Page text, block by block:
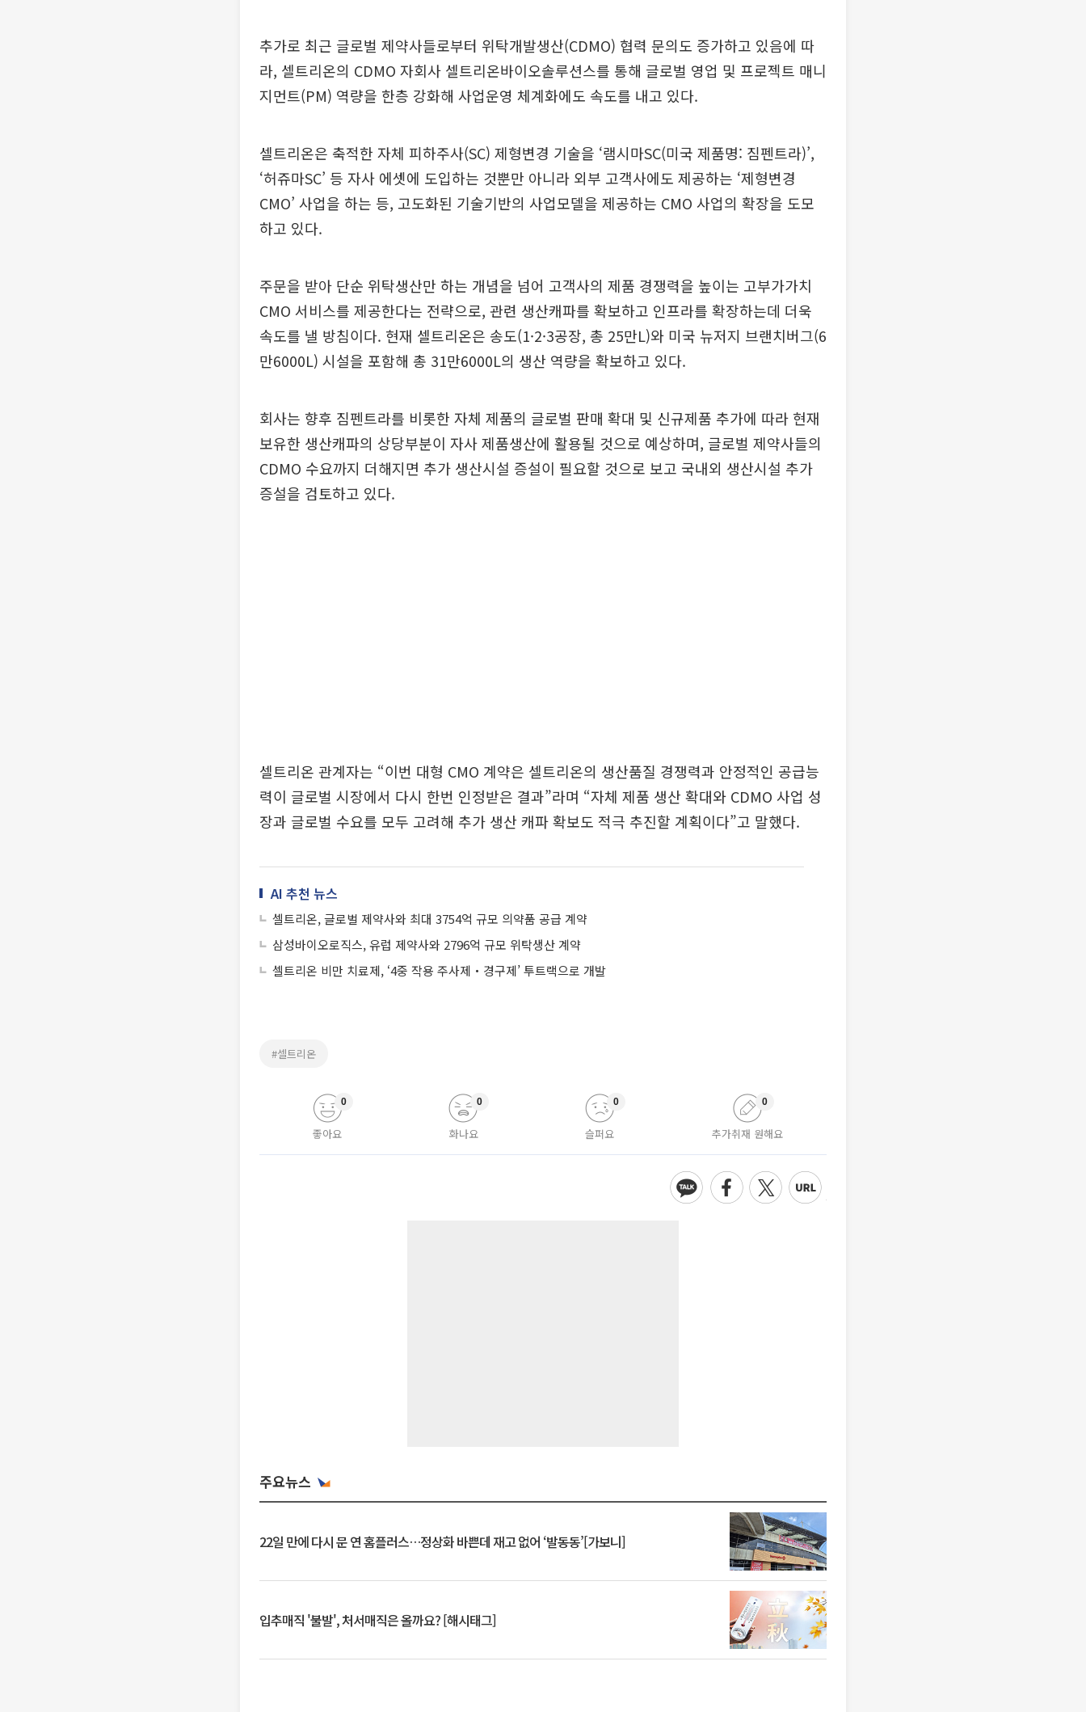
추가로 최근 글로벌 제약사들로부터 위탁개발생산(CDMO) 협력 문의도 증가하고 있음에 따
라, 셀트리온의 CDMO 자회사 셀트리온바이오솔루션스를 통해 글로벌 영업 및 프로젝트 매니
지먼트(PM) 역량을 한층 강화해 사업운영 체계화에도 속도를 내고 있다.
셀트리온은 축적한 자체 피하주사(SC) 제형변경 기술을 ‘램시마SC(미국 제품명: 짐펜트라)’,
‘허쥬마SC’ 등 자사 에셋에 도입하는 것뿐만 아니라 외부 고객사에도 제공하는 ‘제형변경
CMO’ 사업을 하는 등, 고도화된 기술기반의 사업모델을 제공하는 CMO 사업의 확장을 도모
하고 있다.
주문을 받아 단순 위탁생산만 하는 개념을 넘어 고객사의 제품 경쟁력을 높이는 고부가가치
CMO 서비스를 제공한다는 전략으로, 관련 생산캐파를 확보하고 인프라를 확장하는데 더욱
속도를 낼 방침이다. 현재 셀트리온은 송도(1·2·3공장, 총 25만L)와 미국 뉴저지 브랜치버그(6
만6000L) 시설을 포함해 총 31만6000L의 생산 역량을 확보하고 있다.
회사는 향후 짐펜트라를 비롯한 자체 제품의 글로벌 판매 확대 및 신규제품 추가에 따라 현재
보유한 생산캐파의 상당부분이 자사 제품생산에 활용될 것으로 예상하며, 글로벌 제약사들의
CDMO 수요까지 더해지면 추가 생산시설 증설이 필요할 것으로 보고 국내외 생산시설 추가
증설을 검토하고 있다.
셀트리온 관계자는 “이번 대형 CMO 계약은 셀트리온의 생산품질 경쟁력과 안정적인 공급능
력이 글로벌 시장에서 다시 한번 인정받은 결과”라며 “자체 제품 생산 확대와 CDMO 사업 성
장과 글로벌 수요를 모두 고려해 추가 생산 캐파 확보도 적극 추진할 계획이다”고 말했다.
AI 추천 뉴스
셀트리온, 글로벌 제약사와 최대 3754억 규모 의약품 공급 계약
삼성바이오로직스, 유럽 제약사와 2796억 규모 위탁생산 계약
셀트리온 비만 치료제, ‘4중 작용 주사제‧경구제’ 투트랙으로 개발
#셀트리온
좋아요
0
화나요
0
슬퍼요
0
추가취재 원해요
0
주요뉴스
22일 만에 다시 문 연 홈플러스…정상화 바쁜데 재고 없어 ‘발동동’[가보니]
입추매직 '불발', 처서매직은 올까요? [해시태그]